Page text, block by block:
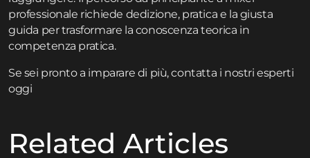
professionale richiede dedizione, pratica e la giusta
guida per trasformare la conoscenza teorica in
competenza pratica.
Se sei pronto a imparare di più,contatta i nostri esperti
oggi
Related Articles